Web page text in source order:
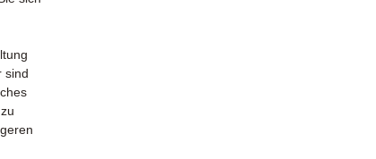
sind